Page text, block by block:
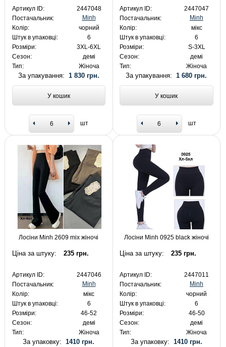
Артикул ID:
2447048
Постачальник:
Minh
Колір:
чорний
Штук в упаковці:
6
Розміри:
3XL-6XL
Сезон:
демі
Тип:
Жіноча
За упакування: 1 830 грн.
У кошик
шт
Артикул ID:
2447047
Постачальник:
Minh
Колір:
мікс
Штук в упаковці:
6
Розміри:
S-3XL
Сезон:
демі
Тип:
Жіноча
За упакування:1 680 грн.
У кошик
шт
Лосіни Minh 2609 mix жіночі
Ціна за штуку: 235 грн.
Артикул ID:
2447046
Постачальник:
Minh
Колір:
мікс
Штук в упаковці:
6
Розміри:
46-52
Сезон:
демі
Тип:
Жіноча
За упаковку:1410 грн.
Лосіни Minh 0925 black жіночі
Ціна за штуку: 235 грн.
Артикул ID:
2447011
Постачальник:
Minh
Колір:
чорний
Штук в упаковці:
6
Розміри:
46-50
Сезон:
демі
Тип:
Жіноча
За упаковку: 1410 грн.